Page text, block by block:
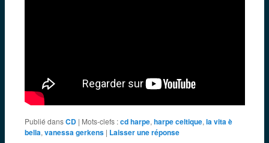
Publié dansCD | Mots-clefs :cd harpe,harpe celtique,la vita è
bella,vanessa gerkens | Laisser une réponse